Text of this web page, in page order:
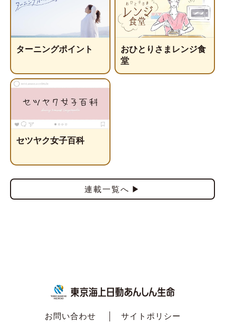
ターニングポイント
おひとりさまレンジ食
堂
セツヤク女子百科
連載一覧へ
お問い合わせ サイトポリシー